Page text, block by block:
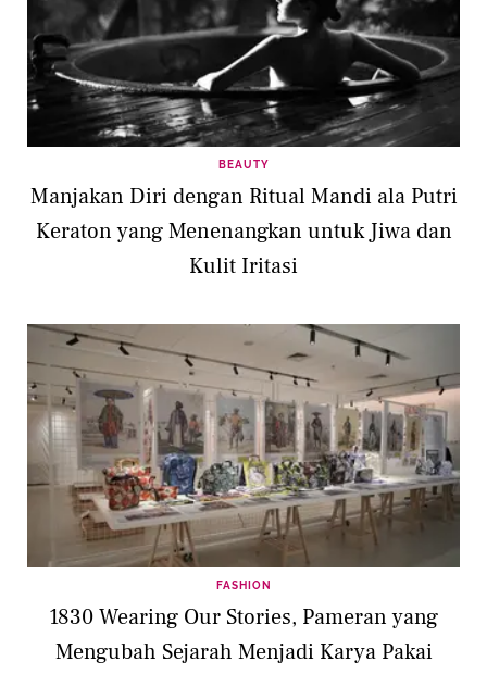
BEAUTY
Manjakan Diri dengan Ritual Mandi ala Putri
Keraton yang Menenangkan untuk Jiwa dan
Kulit Iritasi
FASHION
1830 Wearing Our Stories, Pameran yang
Mengubah Sejarah Menjadi Karya Pakai